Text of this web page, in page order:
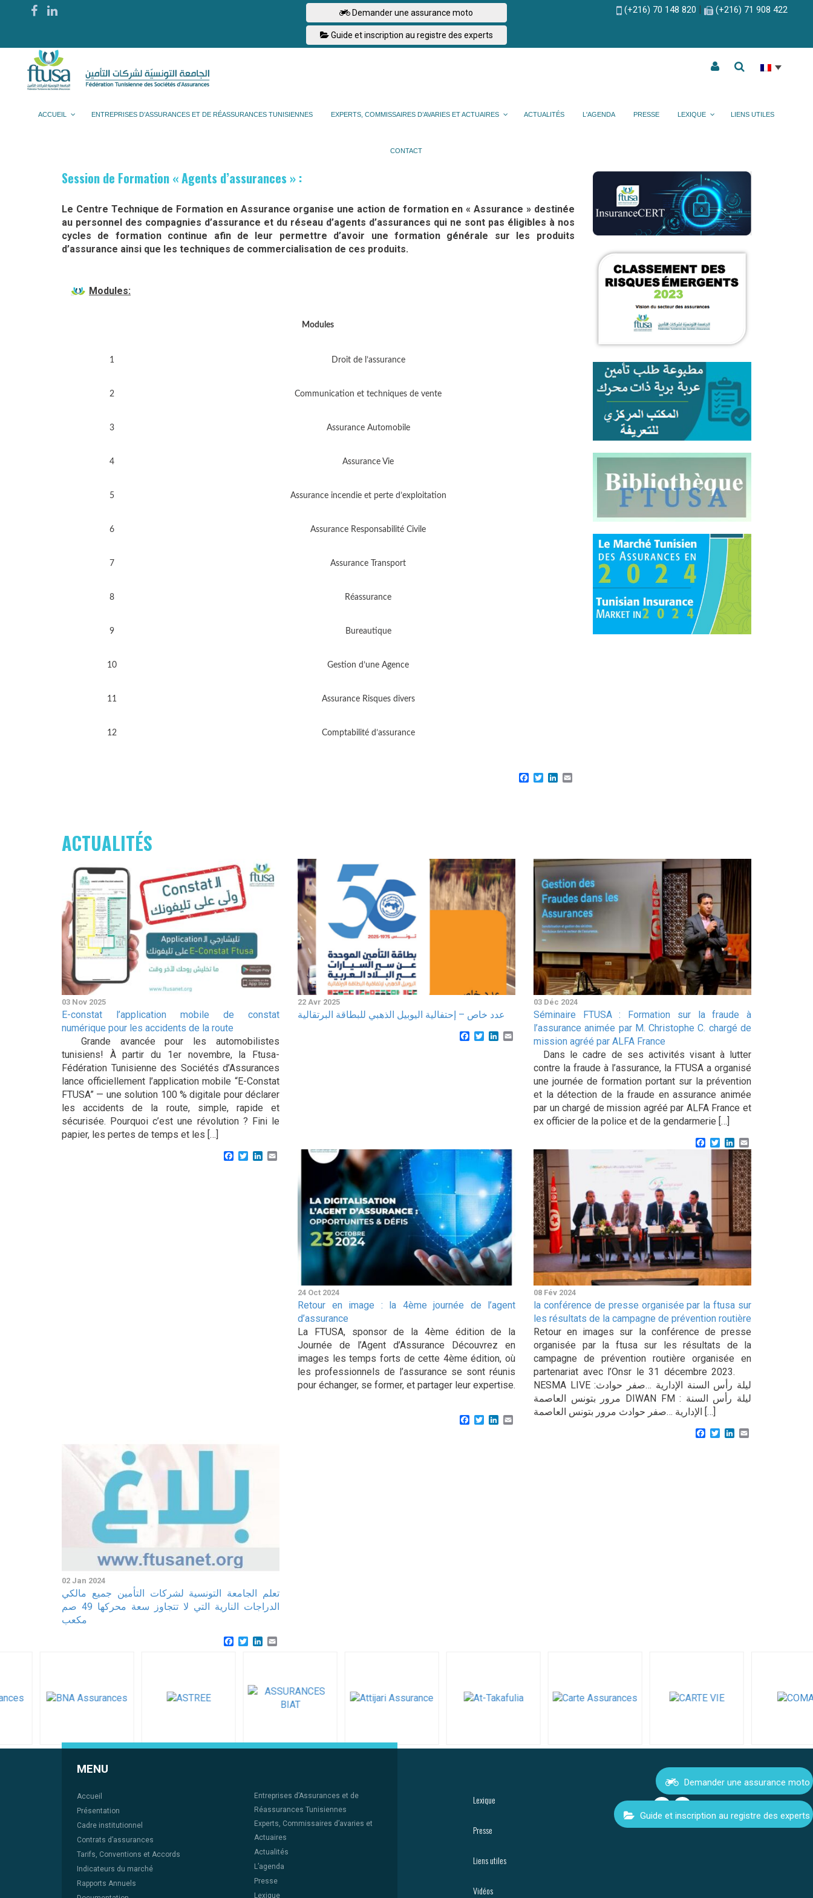
Demander une assurance moto
Guide et inscription au registre des experts
(+216) 70 148 820 | (+216) 71 908 422
ACCUEIL ENTREPRISES D’ASSURANCES ET DE RÉASSURANCES TUNISIENNES EXPERTS, COMMISSAIRES D’AVARIES ET ACTUAIRES ACTUALITÉS L'AGENDA PRESSE LEXIQUE LIENS UTILES
CONTACT
Session de Formation « Agents d’assurances » :
Le Centre Technique de Formation en Assurance organise une action de formation en « Assurance » destinée
au personnel des compagnies d’assurance et du réseau d’agents d’assurances qui ne sont pas éligibles à nos
cycles de formation continue afin de leur permettre d’avoir une formation générale sur les produits
d’assurance ainsi que les techniques de commercialisation de ces produits.
Modules:
Modules
1 Droit de l’assurance
2 Communication et techniques de vente
3 Assurance Automobile
4 Assurance Vie
5 Assurance incendie et perte d’exploitation
6 Assurance Responsabilité Civile
7 Assurance Transport
8 Réassurance
9 Bureautique
10 Gestion d’une Agence
11 Assurance Risques divers
12 Comptabilité d’assurance
Facebook
TwitterLinkedIn
Email
ACTUALITÉS
03 Nov 2025
E-constat l’application mobile de constat
numérique pour les accidents de la route
Grande avancée pour les automobilistes
tunisiens! À partir du 1er novembre, la Ftusa-
Fédération Tunisienne des Sociétés d’Assurances
lance officiellement l’application mobile “E-Constat
FTUSA” — une solution 100 % digitale pour déclarer
les accidents de la route, simple, rapide et
sécurisée. Pourquoi c’est une révolution ? Fini le
papier, les pertes de temps et les […]
Facebook
TwitterLinkedIn
22 Avr 2025
عدد خاص – إحتفالية اليوبيل الذهبي للبطاقة البرتقالية
Facebook
TwitterLinkedIn
03 Déc 2024
Séminaire FTUSA : Formation sur la fraude à
l’assurance animée par M. Christophe C. chargé de
mission agréé par ALFA France
Dans le cadre de ses activités visant à lutter
contre la fraude à l’assurance, la FTUSA a organisé
une journée de formation portant sur la prévention
et la détection de la fraude en assurance animée
par un chargé de mission agréé par ALFA France et
ex officier de la police et de la gendarmerie […]
Facebook
TwitterLinkedIn
24 Oct 2024
Retour en image : la 4ème journée de l’agent
d’assurance
La FTUSA, sponsor de la 4ème édition de la
Journée de l’Agent d’Assurance Découvrez en
images les temps forts de cette 4ème édition, où
les professionnels de l’assurance se sont réunis
pour échanger, se former, et partager leur expertise.
Facebook
TwitterLinkedIn
08 Fév 2024
la conférence de presse organisée par la ftusa sur
les résultats de la campagne de prévention routière
Retour en images sur la conférence de presse
organisée par la ftusa sur les résultats de la
campagne de prévention routière organisée en
partenariat avec l’Onsr le 31 décembre 2023.
NESMA LIVE :ليلة رأس السنة الإدارية …صفر حوادث
مرور بتونس العاصمة DIWAN FM : ليلة رأس السنة
الإدارية …صفر حوادث مرور بتونس العاصمة […]
Facebook
TwitterLinkedIn
02 Jan 2024
تعلم الجامعة التونسية لشركات التأمين جميع مالكي
الدراجات النارية التي لا تتجاوز سعة محركها 49 صم
مكعب
Facebook
TwitterLinkedIn
MENU
Accueil
Présentation
Cadre institutionnel
Contrats d’assurances
Tarifs, Conventions et Accords
Indicateurs du marché
Rapports Annuels
Entreprises d’Assurances et de
Réassurances Tunisiennes
Experts, Commissaires d’avaries et
Actuaires
Actualités
L’agenda
Presse
Lexique
Lexique
Presse
Liens utiles
Vidéos
Demander une assurance moto
Guide et inscription au registre des experts